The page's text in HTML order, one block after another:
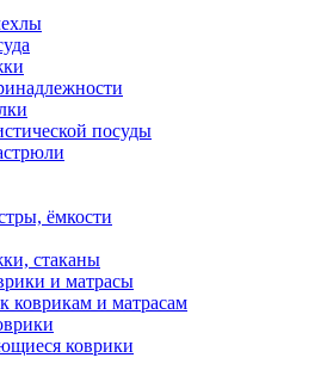
посуды
ёмкости
стаканы
и матрасы
коврикам и матрасам
коврики